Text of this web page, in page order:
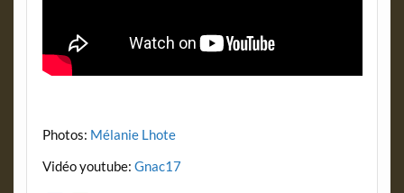
Photos: Mélanie Lhote
Vidéo youtube: Gnac17